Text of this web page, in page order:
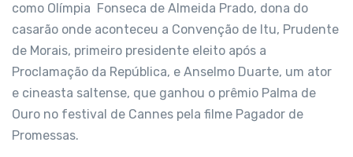
como Olímpia Fonseca de Almeida Prado, dona do
casarão onde aconteceu a Convenção de Itu, Prudente
de Morais, primeiro presidente eleito após a
Proclamação da República, e Anselmo Duarte, um ator
e cineasta saltense, que ganhou o prêmio Palma de
Ouro no festival de Cannes pela filme Pagador de
Promessas.